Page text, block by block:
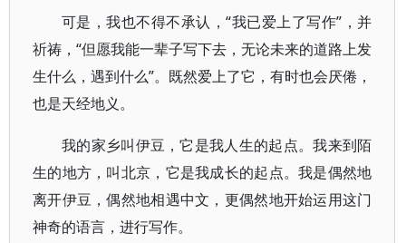
可是，我也不得不承认，“我已爱上了写作”，并
祈祷，“但愿我能一辈子写下去，无论未来的道路上发
生什么，遇到什么”。既然爱上了它，有时也会厌倦，
也是天经地义。
我的家乡叫伊豆，它是我人生的起点。我来到陌
生的地方，叫北京，它是我成长的起点。我是偶然地
离开伊豆，偶然地相遇中文，更偶然地开始运用这门
神奇的语言，进行写作。